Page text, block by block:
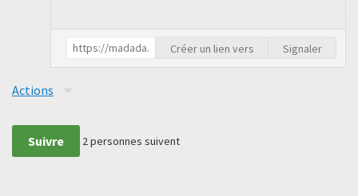
Créer un lien vers Signaler
Actions
Suivre 2personnes suivent